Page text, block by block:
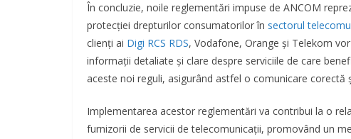
În concluzie, noile reglementări impuse de ANCOM
protecției drepturilor consumatorilor în sectorul
clienți ai Digi RCS RDS, Vodafone, Orange și Telekom
informații detaliate și clare despre serviciile de care
aceste noi reguli, asigurând astfel o comunicare corectă
Implementarea acestor reglementări va contribui la o
furnizorii de servicii de telecomunicații, promovând un